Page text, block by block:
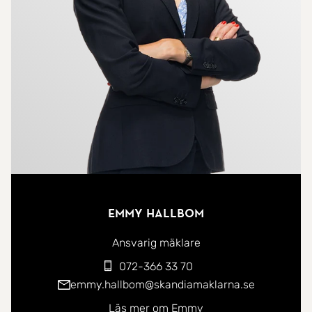
plats som även den vetter mot husets lummiga
baksida. Vardagsrummet är lättmöblerat och från
detta rum nås en härlig balkong som är belägen
mot väst vilket ger sol från eftermiddag till kväll.
Förvaring är inget man tummar på - här finns
både inbyggda garderober samt en praktisk
klädkammare. Stambytt badrum med plats för
Brf Trådvanten 2 är en välskött förening med låg
belåning bestående av 63 lägenheter och tre
Emmy Hallbom
Ansvarig mäklare
072-366 33 70
emmy.hallbom@skandiamaklarna.se
Läs mer om Emmy